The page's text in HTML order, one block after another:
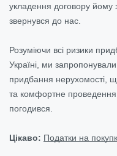
укладення договору йому
звернувся до нас.
Розуміючи всі ризики
Україні, ми
придбання нерухомості,
та комфортне проведення
погодився.
Цікаво: Податки на